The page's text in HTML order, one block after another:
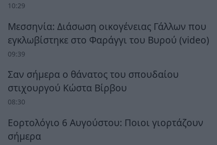
10:29
Μεσσηνία: Διάσωση οικογένειας Γάλλων που
εγκλωβίστηκε στο Φαράγγι του Βυρού (video)
09:39
Σαν σήμερα ο θάνατος του σπουδαίου
στιχουργού Κώστα Βίρβου
08:30
Εορτολόγιο 6 Αυγούστου: Ποιοι γιορτάζουν
σήμερα